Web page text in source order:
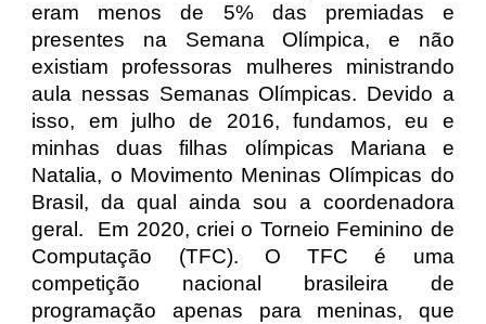
eram menos de 5% das premiadas e
presentes na Semana Olímpica, e não
existiam professoras mulheres ministrando
aula nessas Semanas Olímpicas. Devido a
isso, em julho de 2016, fundamos, eu e
minhas duas filhas olímpicas Mariana e
Natalia, o Movimento Meninas Olímpicas do
Brasil, da qual ainda sou a coordenadora
geral. Em 2020, criei o Torneio Feminino de
Computação (TFC). O TFC é uma
competição nacional brasileira de
programação apenas para meninas, que